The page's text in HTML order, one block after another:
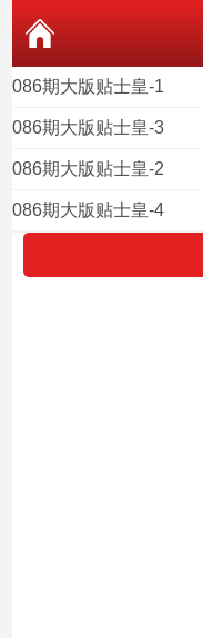
086期大版贴士皇-1
086期大版贴士皇-3
086期大版贴士皇-2
086期大版贴士皇-4